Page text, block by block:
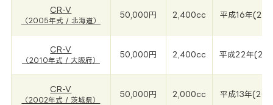
CR-V
（2005年式 / 北海道）
50,000円 2,400cc 平成16年
CR-V
（2010年式 / 大阪府）
50,000円 2,400cc 平成22年
CR-V
（2002年式 / 茨城県）
50,000円 2,000cc 平成13年